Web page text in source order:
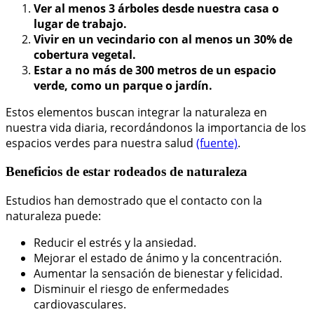
Ver al menos 3 árboles desde nuestra casa o
lugar de trabajo.
Vivir en un vecindario con al menos un 30% de
cobertura vegetal.
Estar a no más de 300 metros de un espacio
verde, como un parque o jardín.
Estos elementos buscan integrar la naturaleza en
nuestra vida diaria, recordándonos la importancia de los
espacios verdes para nuestra salud (fuente).
Beneficios de estar rodeados de naturaleza
Estudios han demostrado que el contacto con la
naturaleza puede:
Reducir el estrés y la ansiedad.
Mejorar el estado de ánimo y la concentración.
Aumentar la sensación de bienestar y felicidad.
Disminuir el riesgo de enfermedades
cardiovasculares.